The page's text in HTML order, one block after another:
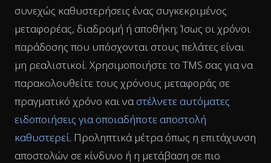
συνεχώς καθυστερήσεις ένας συγκεκριμένος
μεταφορέας, διαδρομή ή αποθήκη; Ίσως οι χρόνοι
παράδοσης που υπόσχονται στους πελάτες είναι
μη ρεαλιστικοί. Χρησιμοποιήστε το TMS σας για να
παρακολουθείτε τους χρόνους μεταφοράς σε
πραγματικό χρόνο και ναστέλνετε αυτόματες
ειδοποιήσεις για οποιαδήποτε αποστολή
καθυστερεί. Προληπτικά μέτρα όπως η επιτάχυνση
αποστολών σε κίνδυνο ή η μετάβαση σε πιο